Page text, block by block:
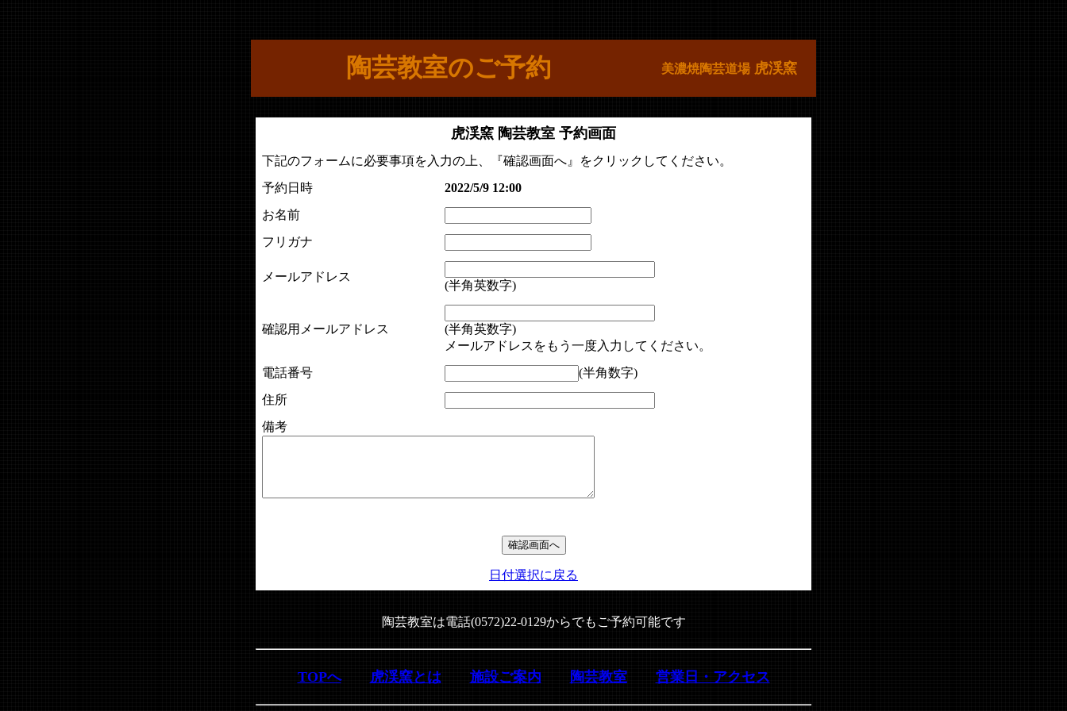
陶芸教室のご予約 美濃焼陶芸道場 虎渓窯
虎渓窯 陶芸教室 予約画面
下記のフォームに必要事項を入力の上、『確認画面へ』をクリックしてください。
予約日時
2022/5/9 12:00
お名前
フリガナ
メールアドレス
(半角英数字)
確認用メールアドレス
(半角英数字)
メールアドレスをもう一度入力してください。
電話番号
(半角数字)
住所
備考
日付選択に戻る
陶芸教室は電話(0572)22-0129からでもご予約可能です
TOPへ 虎渓窯とは 施設ご案内 陶芸教室 営業日・アクセス